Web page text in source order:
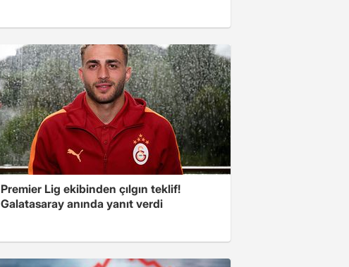
Premier Lig ekibinden çılgın teklif!
Galatasaray anında yanıt verdi